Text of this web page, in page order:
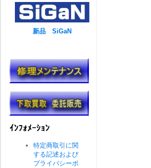
新品 SiGaN
ｲﾝﾌｫﾒｰｼｮﾝ
特定商取引に関
する記述および
プライバシーポ